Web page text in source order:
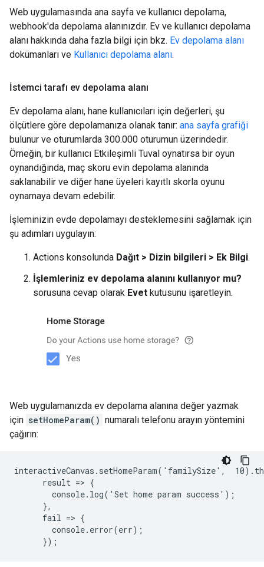
Web uygulamasında ana sayfa ve kullanıcı depolama,
webhook'da depolama alanınızdır. Ev ve kullanıcı depolama
alanı hakkında daha fazla bilgi için bkz. Ev depolama alanı
dokümanları ve Kullanıcı depolama alanı.
İstemci tarafı ev depolama alanı
Ev depolama alanı, hane kullanıcıları için değerleri, şu
ölçütlere göre depolamanıza olanak tanır: ana sayfa grafiği
bulunur ve oturumlarda 300.000 oturumun üzerindedir.
Örneğin, bir kullanıcı Etkileşimli Tuval oynatırsa bir oyun
oynandığında, maç skoru evin depolama alanında
saklanabilir ve diğer hane üyeleri kayıtlı skorla oyunu
oynamaya devam edebilir.
İşleminizin evde depolamayı desteklemesini sağlamak için
şu adımları uygulayın:
Actions konsolunda Dağıt > Dizin bilgileri > Ek Bilgi.
İşlemleriniz ev depolama alanını kullanıyor mu?
sorusuna cevap olarak Evet kutusunu işaretleyin.
Web uygulamanızda ev depolama alanına değer yazmak
için setHomeParam() numaralı telefonu arayın yöntemini
çağırın:
interactiveCanvas.setHomeParam('familySize',
      result => {
        console.log('Set home param success');
      },
      fail => {
        console.error(err);